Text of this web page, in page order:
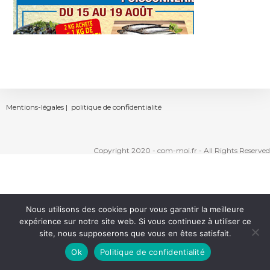
Mentions-légales | politique de confidentialité
Copyright 2020 - com-moi.fr - All Rights Reserved
Nous utilisons des cookies pour vous garantir la meilleure
expérience sur notre site web. Si vous continuez à utiliser ce
site, nous supposerons que vous en êtes satisfait.
Ok
Politique de confidentialité